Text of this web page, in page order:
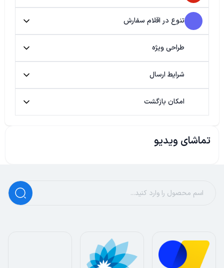
تنوع در اقلام سفارش
طراحی ویژه
شرایط ارسال
امکان بازگشت
تماشای ویدیو